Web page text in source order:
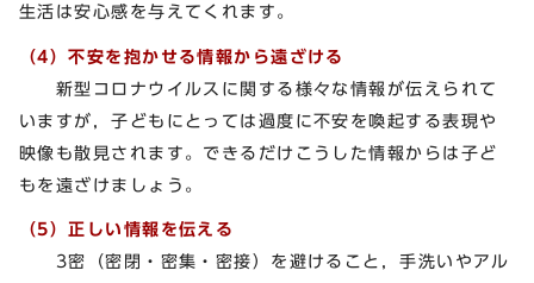
生活は安心感を与えてくれます。
（4）不安を抱かせる情報から遠ざける
新型コロナウイルスに関する様々な情報が伝えられて
いますが，子どもにとっては過度に不安を喚起する表現や
映像も散⾒されます。できるだけこうした情報からは子ど
もを遠ざけましょう。
（5）正しい情報を伝える
3密（密閉・密集・密接）を避けること，手洗いやアル